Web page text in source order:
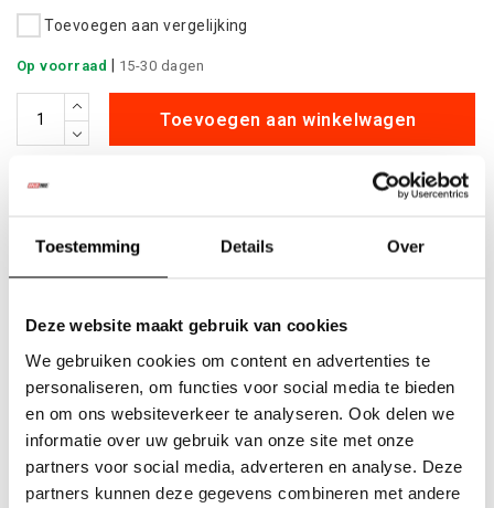
Toestemming Details Over
Deze website maakt gebruik van cookies
We gebruiken cookies om content en advertenties te
personaliseren, om functies voor social media te bieden
en om ons websiteverkeer te analyseren. Ook delen we
informatie over uw gebruik van onze site met onze
partners voor social media, adverteren en analyse. Deze
partners kunnen deze gegevens combineren met andere
Toevoegen aan vergelijking
Op voorraad 15-30 dagen
Toevoegen aan winkelwagen
Betaalbarekwalitatieve producten
Uitvoorraadleverbaar
heel Europa
+500 nieuweproducten
Deel dit product